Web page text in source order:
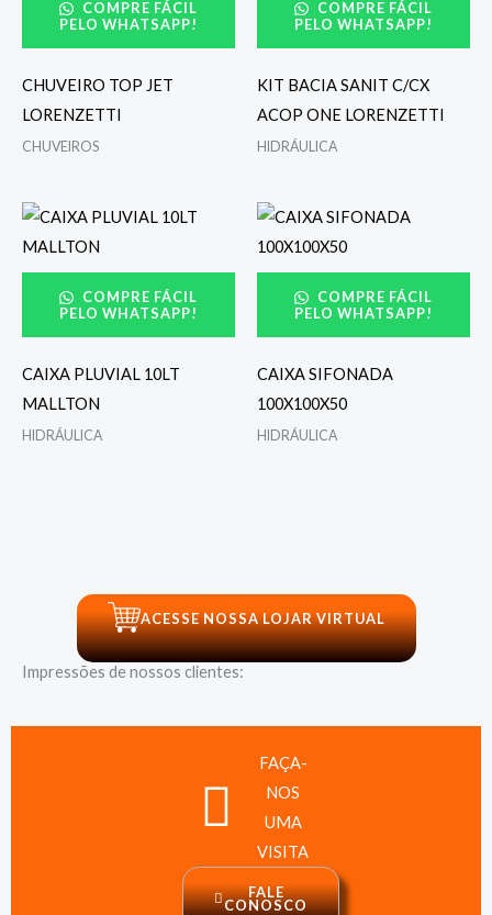
COMPRE FÁCIL
PELO WHATSAPP!
CHUVEIRO TOP JET
LORENZETTI
CHUVEIROS
COMPRE FÁCIL
PELO WHATSAPP!
KIT BACIA SANIT C/CX
ACOP ONE LORENZETTI
HIDRÁULICA
COMPRE FÁCIL
PELO WHATSAPP!
CAIXA PLUVIAL 10LT
MALLTON
HIDRÁULICA
COMPRE FÁCIL
PELO WHATSAPP!
CAIXA SIFONADA
100X100X50
HIDRÁULICA
ACESSE NOSSA LOJAR VIRTUAL
Impressões de nossos clientes:
FAÇA-
NOS
UMA
VISITA
FALE
CONOSCO